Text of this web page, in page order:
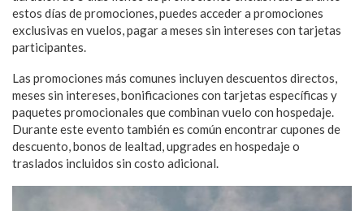
estos días de promociones, puedes acceder a promociones
exclusivas en vuelos, pagar a meses sin intereses con tarjetas
participantes.
Las promociones más comunes incluyen descuentos directos,
meses sin intereses, bonificaciones con tarjetas específicas y
paquetes promocionales que combinan vuelo con hospedaje.
Durante este evento también es común encontrar cupones de
descuento, bonos de lealtad, upgrades en hospedaje o
traslados incluidos sin costo adicional.